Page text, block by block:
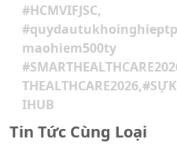
#HCMVIFJSC,
maohiem500ty
IHUB
Tin Tức Cùng Loại